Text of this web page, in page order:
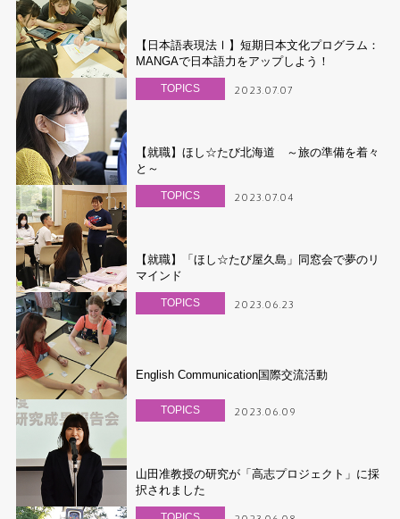
【日本語表現法Ⅰ】短期日本文化プログラム：
MANGAで日本語力をアップしよう！
TOPICS 2023.07.07
【就職】ほし☆たび北海道 ～旅の準備を着々
と～
TOPICS 2023.07.04
【就職】「ほし☆たび屋久島」同窓会で夢のリ
マインド
TOPICS 2023.06.23
English Communication国際交流活動
TOPICS 2023.06.09
山田准教授の研究が「高志プロジェクト」に採
択されました